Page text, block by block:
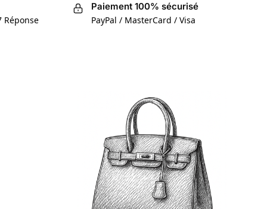
Réponse
Paiement 100% sécurisé
PayPal / MasterCard / Visa